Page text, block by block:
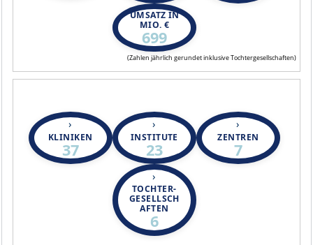
UMSATZ IN
MIO. €
699
(Zahlen jährlich gerundet inklusive Tochtergesellschaften)
KLINIKEN
37
INSTITUTE
23
ZENTREN
7
TOCHTER-
GESELLSCH
AFTEN
6